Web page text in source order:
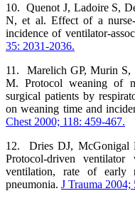
10. Quenot J, Ladoire S,
N, et al. Effect of a nurse-
incidence of ventilator-
35: 2031-2036.
11. Marelich GP, Murin S,
M. Protocol weaning of
surgical patients by
on weaning time and
Chest 2000; 118: 459-467.
12. Dries DJ, McGonigal
Protocol-driven ventilator
ventilation, rate of early
pneumonia. J Trauma 2004;